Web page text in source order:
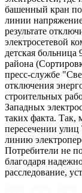
башенный кран
линии
результате
электросетевой
детская
района
пресс-службе
отключения
строительных
Западных
таких факта. Так,
пересечении
линию
Потребители не
благодаря
расследование,